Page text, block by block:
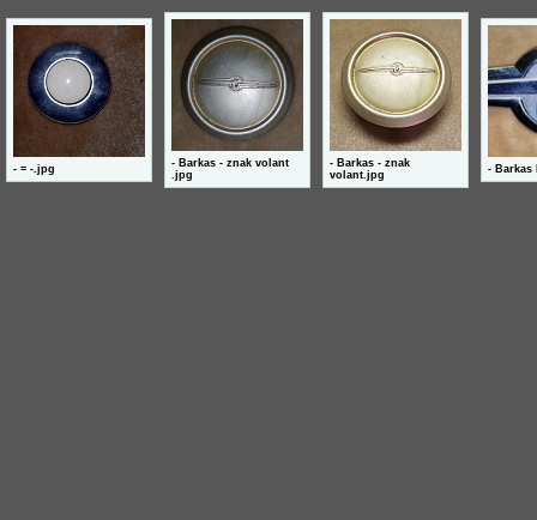
- = -.jpg
- Barkas - znak volant
.jpg
- Barkas - znak
volant.jpg
- Barkas